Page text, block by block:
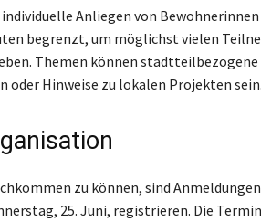
Anliegen von
begrenzt, um möglichst vielen
Themen können stadtteilbezogene
oder Hinweise zu lokalen Projekten sein.
zu können, sind
25. Juni, registrieren. Die